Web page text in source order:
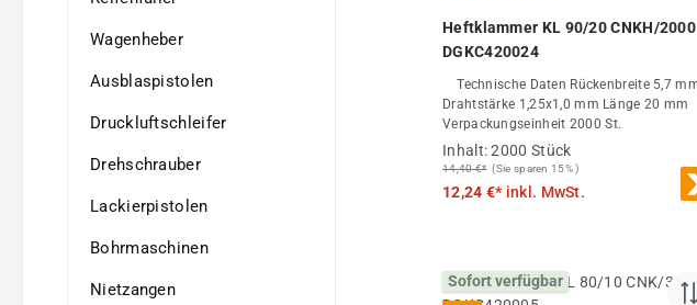
Wagenheber
Ausblaspistolen
Druckluftschleifer
Drehschrauber
Lackierpistolen
Bohrmaschinen
Nietzangen
Heftklammer KL 90/20 CNKH/2000
DGKC420024
Technische Daten Rückenbreite 5,7 mm
Drahtstärke 1,25x1,0 mm Länge 20 mm
Verpackungseinheit 2000 St.
Inhalt:2000 Stück
14,40 €* (Sie sparen 15% )
12,24 €* inkl. MwSt.
Sofort verfügbar